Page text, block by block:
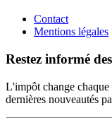
Contact
Mentions légales
Restez informé
L'impôt change chaque
dernières nouveautés